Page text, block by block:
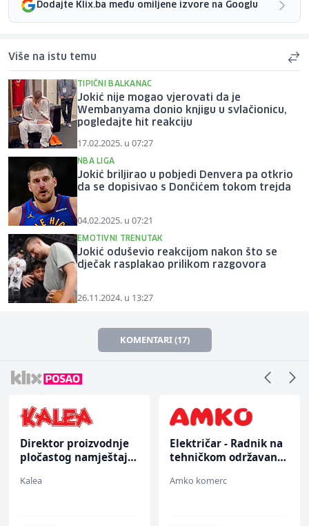
Dodajte Klix.ba među omiljene izvore na Googlu
Više na istu temu
TIPIČNI BALKANAC
Jokić nije mogao vjerovati da je
Wembanyama donio knjigu u svlačionicu,
pogledajte hit reakciju
17.02.2025. u 07:27
NBA LIGA
Jokić briljirao u pobjedi Denvera pa otkrio
da se dopisivao s Dončićem tokom trejda
04.02.2025. u 07:21
EMOTIVNI TRENUTAK
Jokić oduševio reakcijom nakon što se
dječak rasplakao prilikom razgovora
26.11.2024. u 13:27
KOMENTARI (17)
Direktor proizvodnje
pločastog namještaja
Kalea
Električar - Radnik na
tehničkom održavanju
Amko komerc